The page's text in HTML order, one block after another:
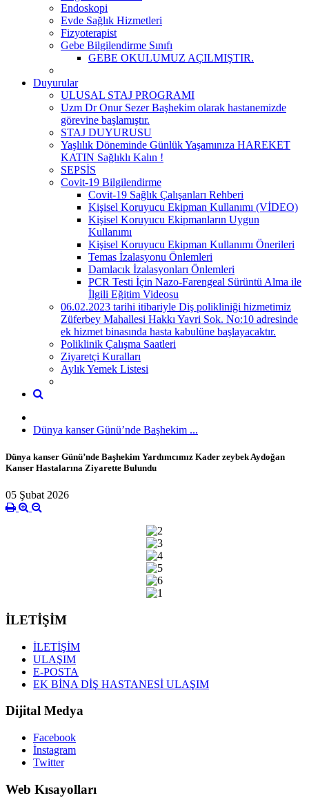
Endoskopi
Evde Sağlık Hizmetleri
Fizyoterapist
Gebe Bilgilendirme Sınıfı
GEBE OKULUMUZ AÇILMIŞTIR.
Duyurular
ULUSAL STAJ PROGRAMI
Uzm Dr Onur Sezer Başhekim olarak hastanemizde
görevine başlamıştır.
STAJ DUYURUSU
Yaşlılık Döneminde Günlük Yaşamınıza HAREKET
KATIN Sağlıklı Kalın !
SEPSİS
Covit-19 Bilgilendirme
Covit-19 Sağlık Çalışanları Rehberi
Kişisel Koruyucu Ekipman Kullanımı (VİDEO)
Kişisel Koruyucu Ekipmanların Uygun
Kullanımı
Kişisel Koruyucu Ekipman Kullanımı Önerileri
Temas İzalasyonu Önlemleri
Damlacık İzalasyonları Önlemleri
PCR Testi İçin Nazo-Farengeal Sürüntü Alma ile
İlgili Eğitim Videosu
06.02.2023 tarihi itibariyle Diş polikliniği hizmetimiz
Züferbey Mahallesi Hakkı Yavri Sok. No:10 adresinde
ek hizmet binasında hasta kabulüne başlayacaktır.
Poliklinik Çalışma Saatleri
Ziyaretçi Kuralları
Aylık Yemek Listesi
Dünya kanser Günü’nde Başhekim ...
Dünya kanser Günü’nde Başhekim Yardımcımız Kader zeybek Aydoğan
Kanser Hastalarına Ziyarette Bulundu
05 Şubat 2026
İLETİŞİM
İLETİŞİM
ULAŞIM
E-POSTA
EK BİNA DİŞ HASTANESİ ULAŞIM
Dijital Medya
Facebook
İnstagram
Twitter
Web Kısayolları